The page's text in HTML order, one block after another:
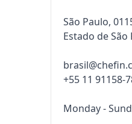
São Paulo,
Estado de São
+55 11 91158-
Monday -